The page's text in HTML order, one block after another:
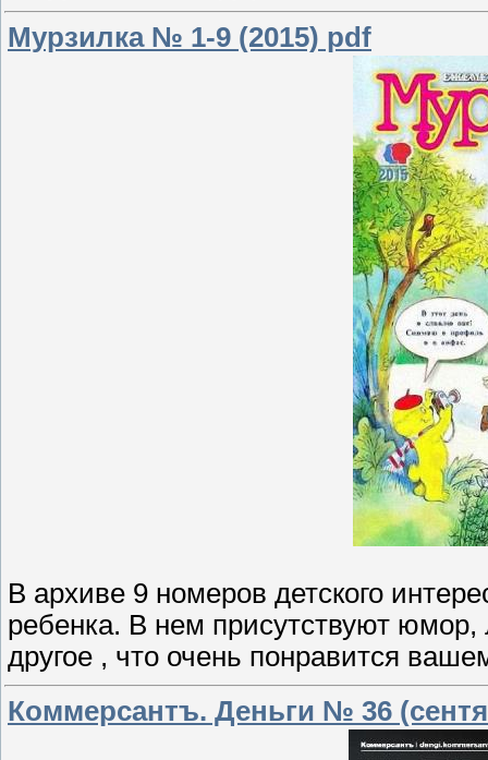
Мурзилка № 1-9 (2015) pdf
В архиве 9 номеров детского
ребенка. В нем присутствуют юмор,
другое , что очень понравится
Коммерсантъ. Деньги № 36